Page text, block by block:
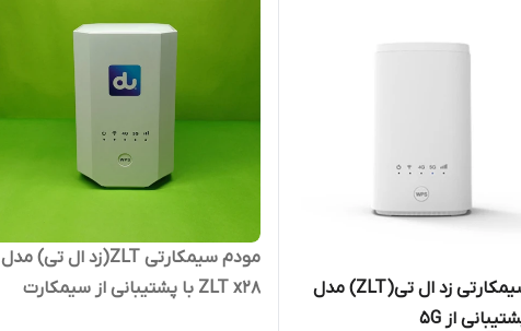
مودم سیمکارتی زد ال تی(ZLT) مدل
مودم سیمکارتی ZLT(زد ال تی) مدل
ZLT x28 با پشتیبانی از سیمکارت